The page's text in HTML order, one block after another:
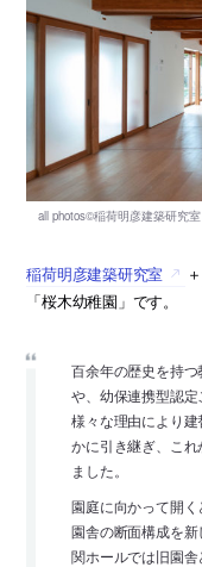
稲荷明彦建築研究室 ＋
「桜木幼稚園」です。
百余年の歴史を持
や、幼保連携型認定
様々な理由により
かに引き継ぎ、こ
ました。
園庭に向かって開
園舎の断面構成を
関ホールでは旧園